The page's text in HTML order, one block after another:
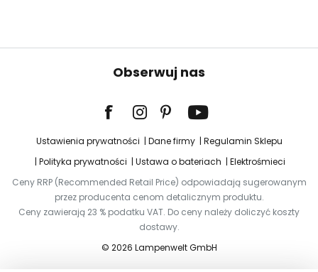
Obserwuj nas
Ustawienia prywatności Dane firmy
Regulamin Sklepu
Polityka prywatności
Ustawa o bateriach
Elektrośmieci
Ceny RRP (Recommended Retail Price) odpowiadają sugerowanym
przez producenta cenom detalicznym produktu.
Ceny zawierają 23 % podatku VAT. Do ceny należy doliczyć koszty
dostawy.
© 2026 Lampenwelt GmbH